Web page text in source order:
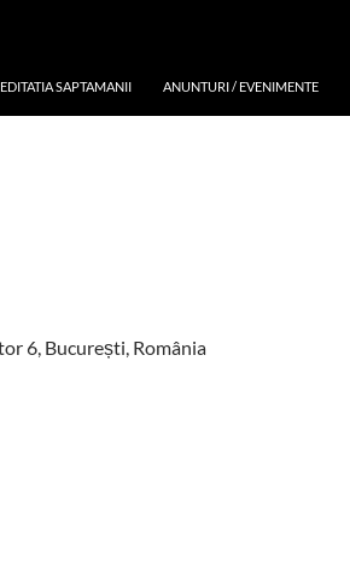
SAPTAMANII ANUNTURI / EVENIMENTE
6, București, România